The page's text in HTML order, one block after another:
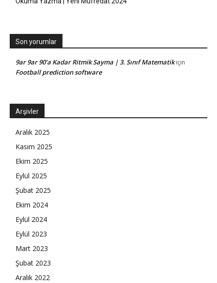
Son yorumlar
9ar 9ar 90’a Kadar Ritmik Sayma | 3. Sınıf Matematikiçin
Football prediction software
Arşivler
Aralık 2025
Kasım 2025
Ekim 2025
Eylül 2025
Şubat 2025
Ekim 2024
Eylül 2024
Eylül 2023
Mart 2023
Şubat 2023
Aralık 2022